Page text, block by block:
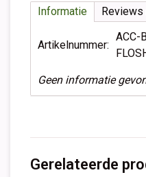
Informatie Reviews
Artikelnummer:
ACC-
Geen informatie
Gerelateerde